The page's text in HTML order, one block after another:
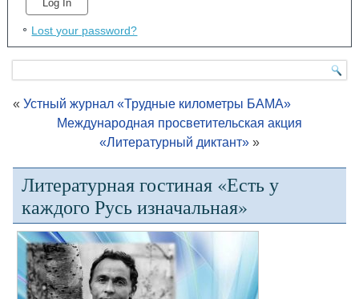
Lost your password?
«Устный журнал «Трудные километры БАМА»
Международная просветительская акция
«Литературный диктант» »
Литературная гостиная «Есть у
каждого Русь изначальная»